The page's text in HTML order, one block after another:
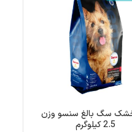
سگ بالغ سنسو وزن
2.5 کیلوگرم